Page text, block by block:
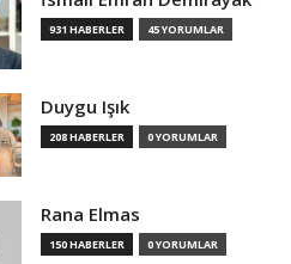
931 HABERLER 45 YORUMLAR
Duygu Işık
208 HABERLER 0 YORUMLAR
Rana Elmas
150 HABERLER 0 YORUMLAR